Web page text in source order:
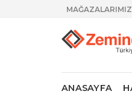
MAĞAZALARIMIZ
ANASAYFA